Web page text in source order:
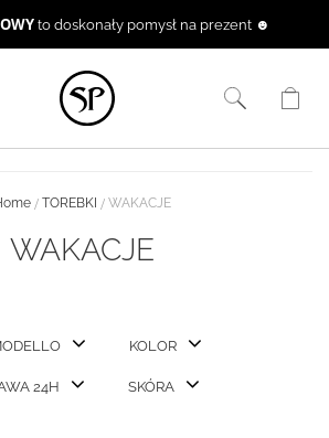
to doskonały pomysł na prezent ☻
TOREBKI WAKACJE
WAKACJE
KOLOR
24H SKÓRA